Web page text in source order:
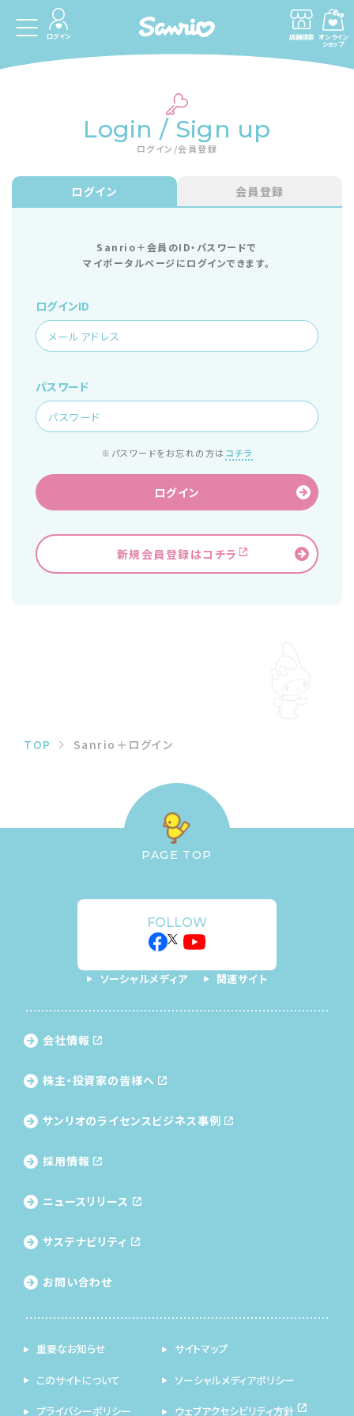
ログイン 店舗検索 オンライン
ショップ
Login / Sign up
ログイン/会員登録
ログイン 会員登録
Sanrio＋会員のID・パスワードで
マイポータルページにログインできます。
ログインID
パスワード
※パスワードをお忘れの方は コチラ
ログイン
新規会員登録はコチラ
TOP Sanrio＋ログイン
PAGE TOP
FOLLOW
ソーシャルメディア 関連サイト
会社情報
株主・投資家の皆様へ
サンリオのライセンス ビジネス事例
採用情報
ニュースリリース
サステナビリティ
お問い合わせ
重要なお知らせ サイトマップ
このサイトについて ソーシャルメディアポリシー
プライバシーポリシー ウェブアクセシビリティ方針